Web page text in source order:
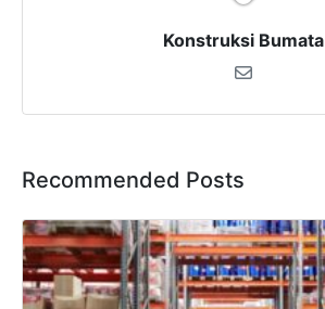
Konstruksi Bumata
Recommended Posts